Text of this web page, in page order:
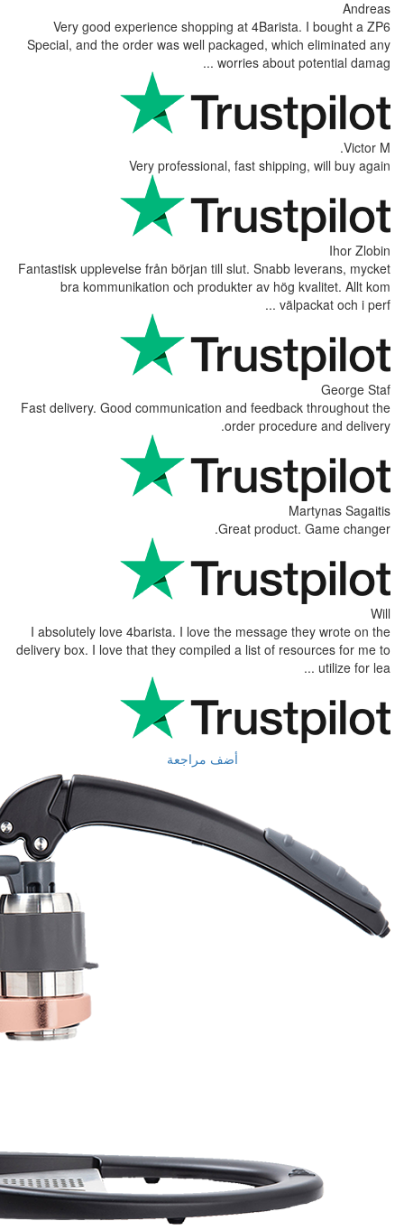
Very good experience shopping
Special, and the order was well
Very professional,
Fantastisk upplevelse från början till
bra kommunikation och
Fast delivery. Good communication
I absolutely love 4barista. I love the
delivery box. I love that they compiled a